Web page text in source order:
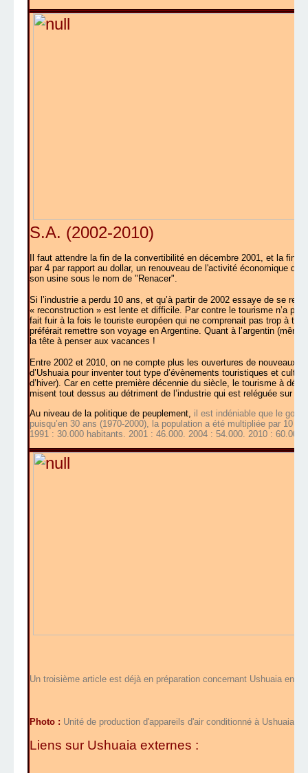
S.A. (2002-2010)
Il faut attendre la fin de la convertibilité en décembre 2001, et la fin
par 4 par rapport au dollar, un renouveau de l'activité économique
son usine sous le nom de "Renacer".
Si l’industrie a perdu 10 ans, et qu’à partir de 2002 essaye de se
« reconstruction » est lente et difficile. Par contre le tourisme n’a
fait fuir à la fois le touriste européen qui ne comprenait pas trop à
préférait remettre son voyage en Argentine. Quant à l’argentin
la tête à penser aux vacances !
Entre 2002 et 2010, on ne compte plus les ouvertures de nouveaux
d’Ushuaia pour inventer tout type d’évènements touristiques et
d’hiver). Car en cette première décennie du siècle, le tourisme à
misent tout dessus au détriment de l’industrie qui est reléguée sur la
Au niveau de la politique de peuplement, il est indéniable que le
puisqu’en 30 ans (1970-2000), la population a été multipliée par 10 !
1991 : 30.000 habitants. 2001 : 46.000. 2004 : 54.000. 2010 : 60.000
Un troisième article est déjà en préparation concernant Ushuaia en
Photo : Unité de production d'appareils d'air conditionné à Ushuaia.
Liens sur Ushuaia externes :